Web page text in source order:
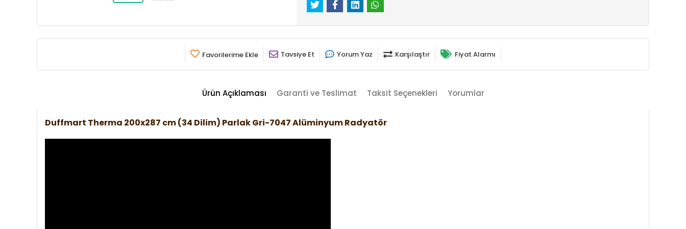
Favorilerime Ekle Tavsiye Et Yorum Yaz Karşılaştır Fiyat Alarmı
Ürün Açıklaması Garanti ve Teslimat Taksit Seçenekleri Yorumlar
Duffmart Therma 200x287 cm (34 Dilim) Parlak Gri-7047 Alüminyum Radyatör